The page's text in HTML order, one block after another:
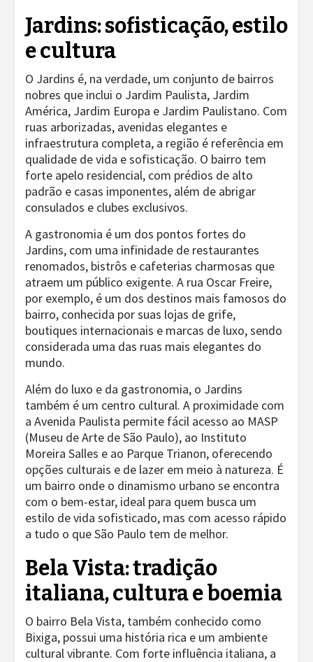
Jardins: sofisticação, estilo
e cultura
O Jardins é, na verdade, um conjunto de bairros
nobres que inclui o Jardim Paulista, Jardim
América, Jardim Europa e Jardim Paulistano. Com
ruas arborizadas, avenidas elegantes e
infraestrutura completa, a região é referência em
qualidade de vida e sofisticação. O bairro tem
forte apelo residencial, com prédios de alto
padrão e casas imponentes, além de abrigar
consulados e clubes exclusivos.
A gastronomia é um dos pontos fortes do
Jardins, com uma infinidade de restaurantes
renomados, bistrôs e cafeterias charmosas que
atraem um público exigente. A rua Oscar Freire,
por exemplo, é um dos destinos mais famosos do
bairro, conhecida por suas lojas de grife,
boutiques internacionais e marcas de luxo, sendo
considerada uma das ruas mais elegantes do
mundo.
Além do luxo e da gastronomia, o Jardins
também é um centro cultural. A proximidade com
a Avenida Paulista permite fácil acesso ao MASP
(Museu de Arte de São Paulo), ao Instituto
Moreira Salles e ao Parque Trianon, oferecendo
opções culturais e de lazer em meio à natureza. É
um bairro onde o dinamismo urbano se encontra
com o bem-estar, ideal para quem busca um
estilo de vida sofisticado, mas com acesso rápido
a tudo o que São Paulo tem de melhor.
Bela Vista: tradição
italiana, cultura e boemia
O bairro Bela Vista, também conhecido como
Bixiga, possui uma história rica e um ambiente
cultural vibrante. Com forte influência italiana, a